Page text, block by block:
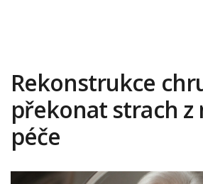
Rekonstrukce
překonat strach z
péče